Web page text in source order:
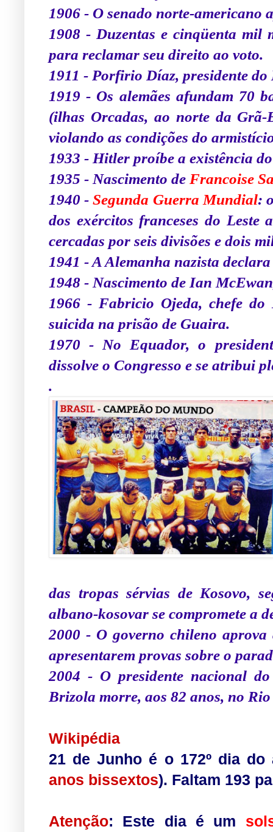
1906 - O senado norte-americano
1908 - Duzentas e cinqüenta mil
para reclamar seu direito ao voto.
1911 - Porfirio Díaz, presidente do
1919 - Os alemães afundam 70
(ilhas Orcadas, ao norte da Grã-
violando as condições do
1933 - Hitler proíbe a existência
1935 - Nascimento de Francoise
1940 -Segunda Guerra Mundial:
dos exércitos franceses do
cercadas por seis divisões e dois
1941 - A Alemanha nazista
1948 - Nascimento de Ian
1966 - Fabricio Ojeda, chefe do
suicida na prisão de Guaira.
1970 - No Equador, o
dissolve o Congresso e se atribui
.
das tropas sérvias de Kosovo,
albano-kosovar se compromete a
2000 - O governo chileno aprova
apresentarem provas sobre o
2004 - O presidente nacional
Brizola morre, aos 82 anos, no
Wikipédia
21 de Junho é o 172º dia
anos bissextos). Faltam 193
Atenção: Este dia é um